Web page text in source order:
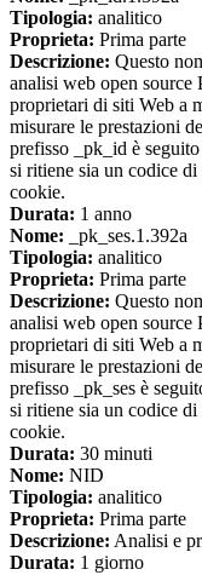
Tipologia: analitico
Proprieta: Prima parte
Descrizione: Questo
analisi web open
proprietari di siti Web a
misurare le prestazioni
prefisso _pk_id è
si ritiene sia un codice
cookie.
Durata: 1 anno
Nome: _pk_ses.1.392a
Tipologia: analitico
Proprieta: Prima parte
Descrizione: Questo
analisi web open
proprietari di siti Web a
misurare le prestazioni
prefisso _pk_ses è
si ritiene sia un codice
cookie.
Durata: 30 minuti
Nome: NID
Tipologia: analitico
Proprieta: Prima parte
Descrizione: Analisi e
Durata: 1 giorno